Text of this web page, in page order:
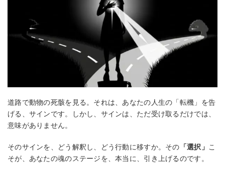
道路で動物の死骸を見る。それは、あなたの人生の「転機」を告
げる、サインです。しかし、サインは、ただ受け取るだけでは、
意味がありません。
そのサインを、どう解釈し、どう行動に移すか。その 「選択」 こ
そが、あなたの魂のステージを、本当に、引き上げるのです。